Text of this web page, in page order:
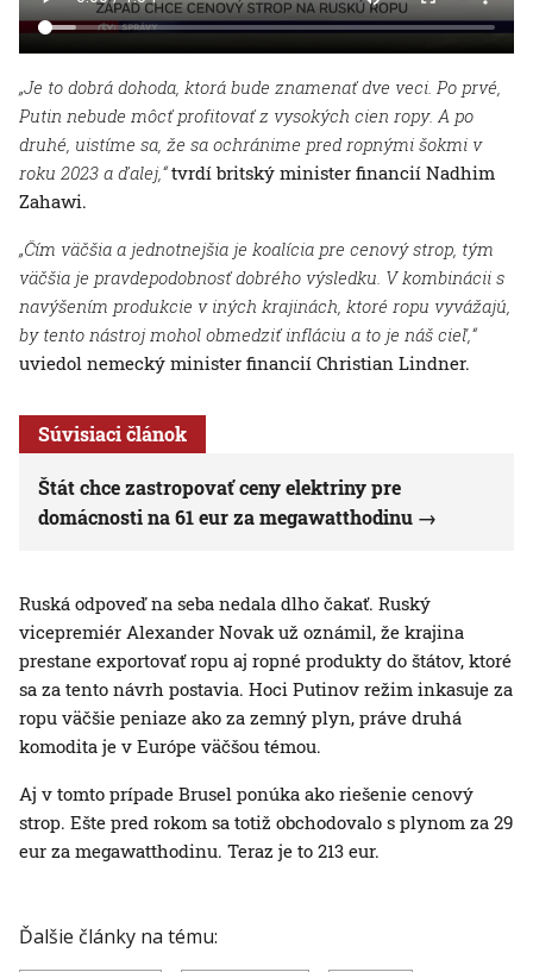
„Je to dobrá dohoda, ktorá bude znamenať dve veci. Po prvé,
Putin nebude môcť profitovať z vysokých cien ropy. A po
druhé, uistíme sa, že sa ochránime pred ropnými šokmi v
roku 2023 a ďalej,“tvrdí britský minister financií Nadhim
Zahawi.
„Čím väčšia a jednotnejšia je koalícia pre cenový strop, tým
väčšia je pravdepodobnosť dobrého výsledku. V kombinácii s
navýšením produkcie v iných krajinách, ktoré ropu vyvážajú,
by tento nástroj mohol obmedziť infláciu a to je náš cieľ,“
uviedol nemecký minister financií Christian Lindner.
Súvisiaci článok
Štát chce zastropovať ceny elektriny pre
domácnosti na 61 eur za megawatthodinu
Ruská odpoveď na seba nedala dlho čakať. Ruský
vicepremiér Alexander Novak už oznámil, že krajina
prestane exportovať ropu aj ropné produkty do štátov, ktoré
sa za tento návrh postavia. Hoci Putinov režim inkasuje za
ropu väčšie peniaze ako za zemný plyn, práve druhá
komodita je v Európe väčšou témou.
Aj v tomto prípade Brusel ponúka ako riešenie cenový
strop. Ešte pred rokom sa totiž obchodovalo s plynom za 29
eur za megawatthodinu. Teraz je to 213 eur.
Ďalšie články na tému: